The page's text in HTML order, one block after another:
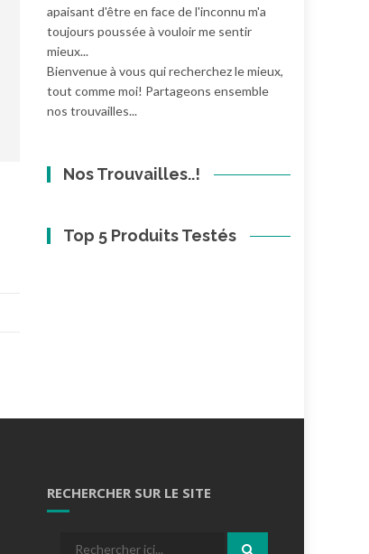
apaisant d'être en face de l'inconnu m'a
toujours poussée à vouloir me sentir
mieux...
Bienvenue à vous qui recherchez le mieux,
tout comme moi! Partageons ensemble
nos trouvailles...
Nos Trouvailles..!
Top 5 Produits Testés
RECHERCHER SUR LE SITE